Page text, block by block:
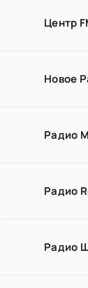
Центр
Новое
Радио
Радио
Радио